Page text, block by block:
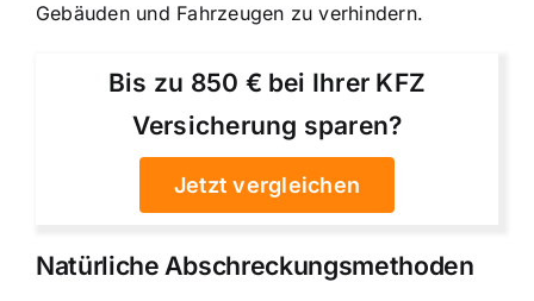
Gebäuden und Fahrzeugen zu verhindern.
Bis zu 850 € bei Ihrer KFZ
Versicherung sparen?
Jetzt vergleichen
Natürliche Abschreckungsmethoden